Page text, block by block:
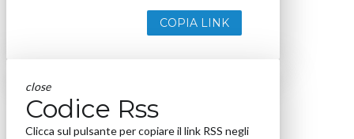
COPIA LINK
close
Codice Rss
Clicca sul pulsante per copiare il link RSS negli